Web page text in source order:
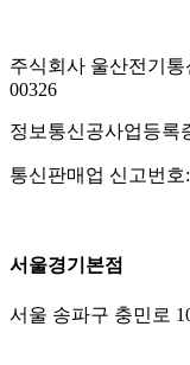
주식회사 울산전기통
00326
정보통신공사업등록
통신판매업 신고번호
서울경기본점
서울 송파구 충민로